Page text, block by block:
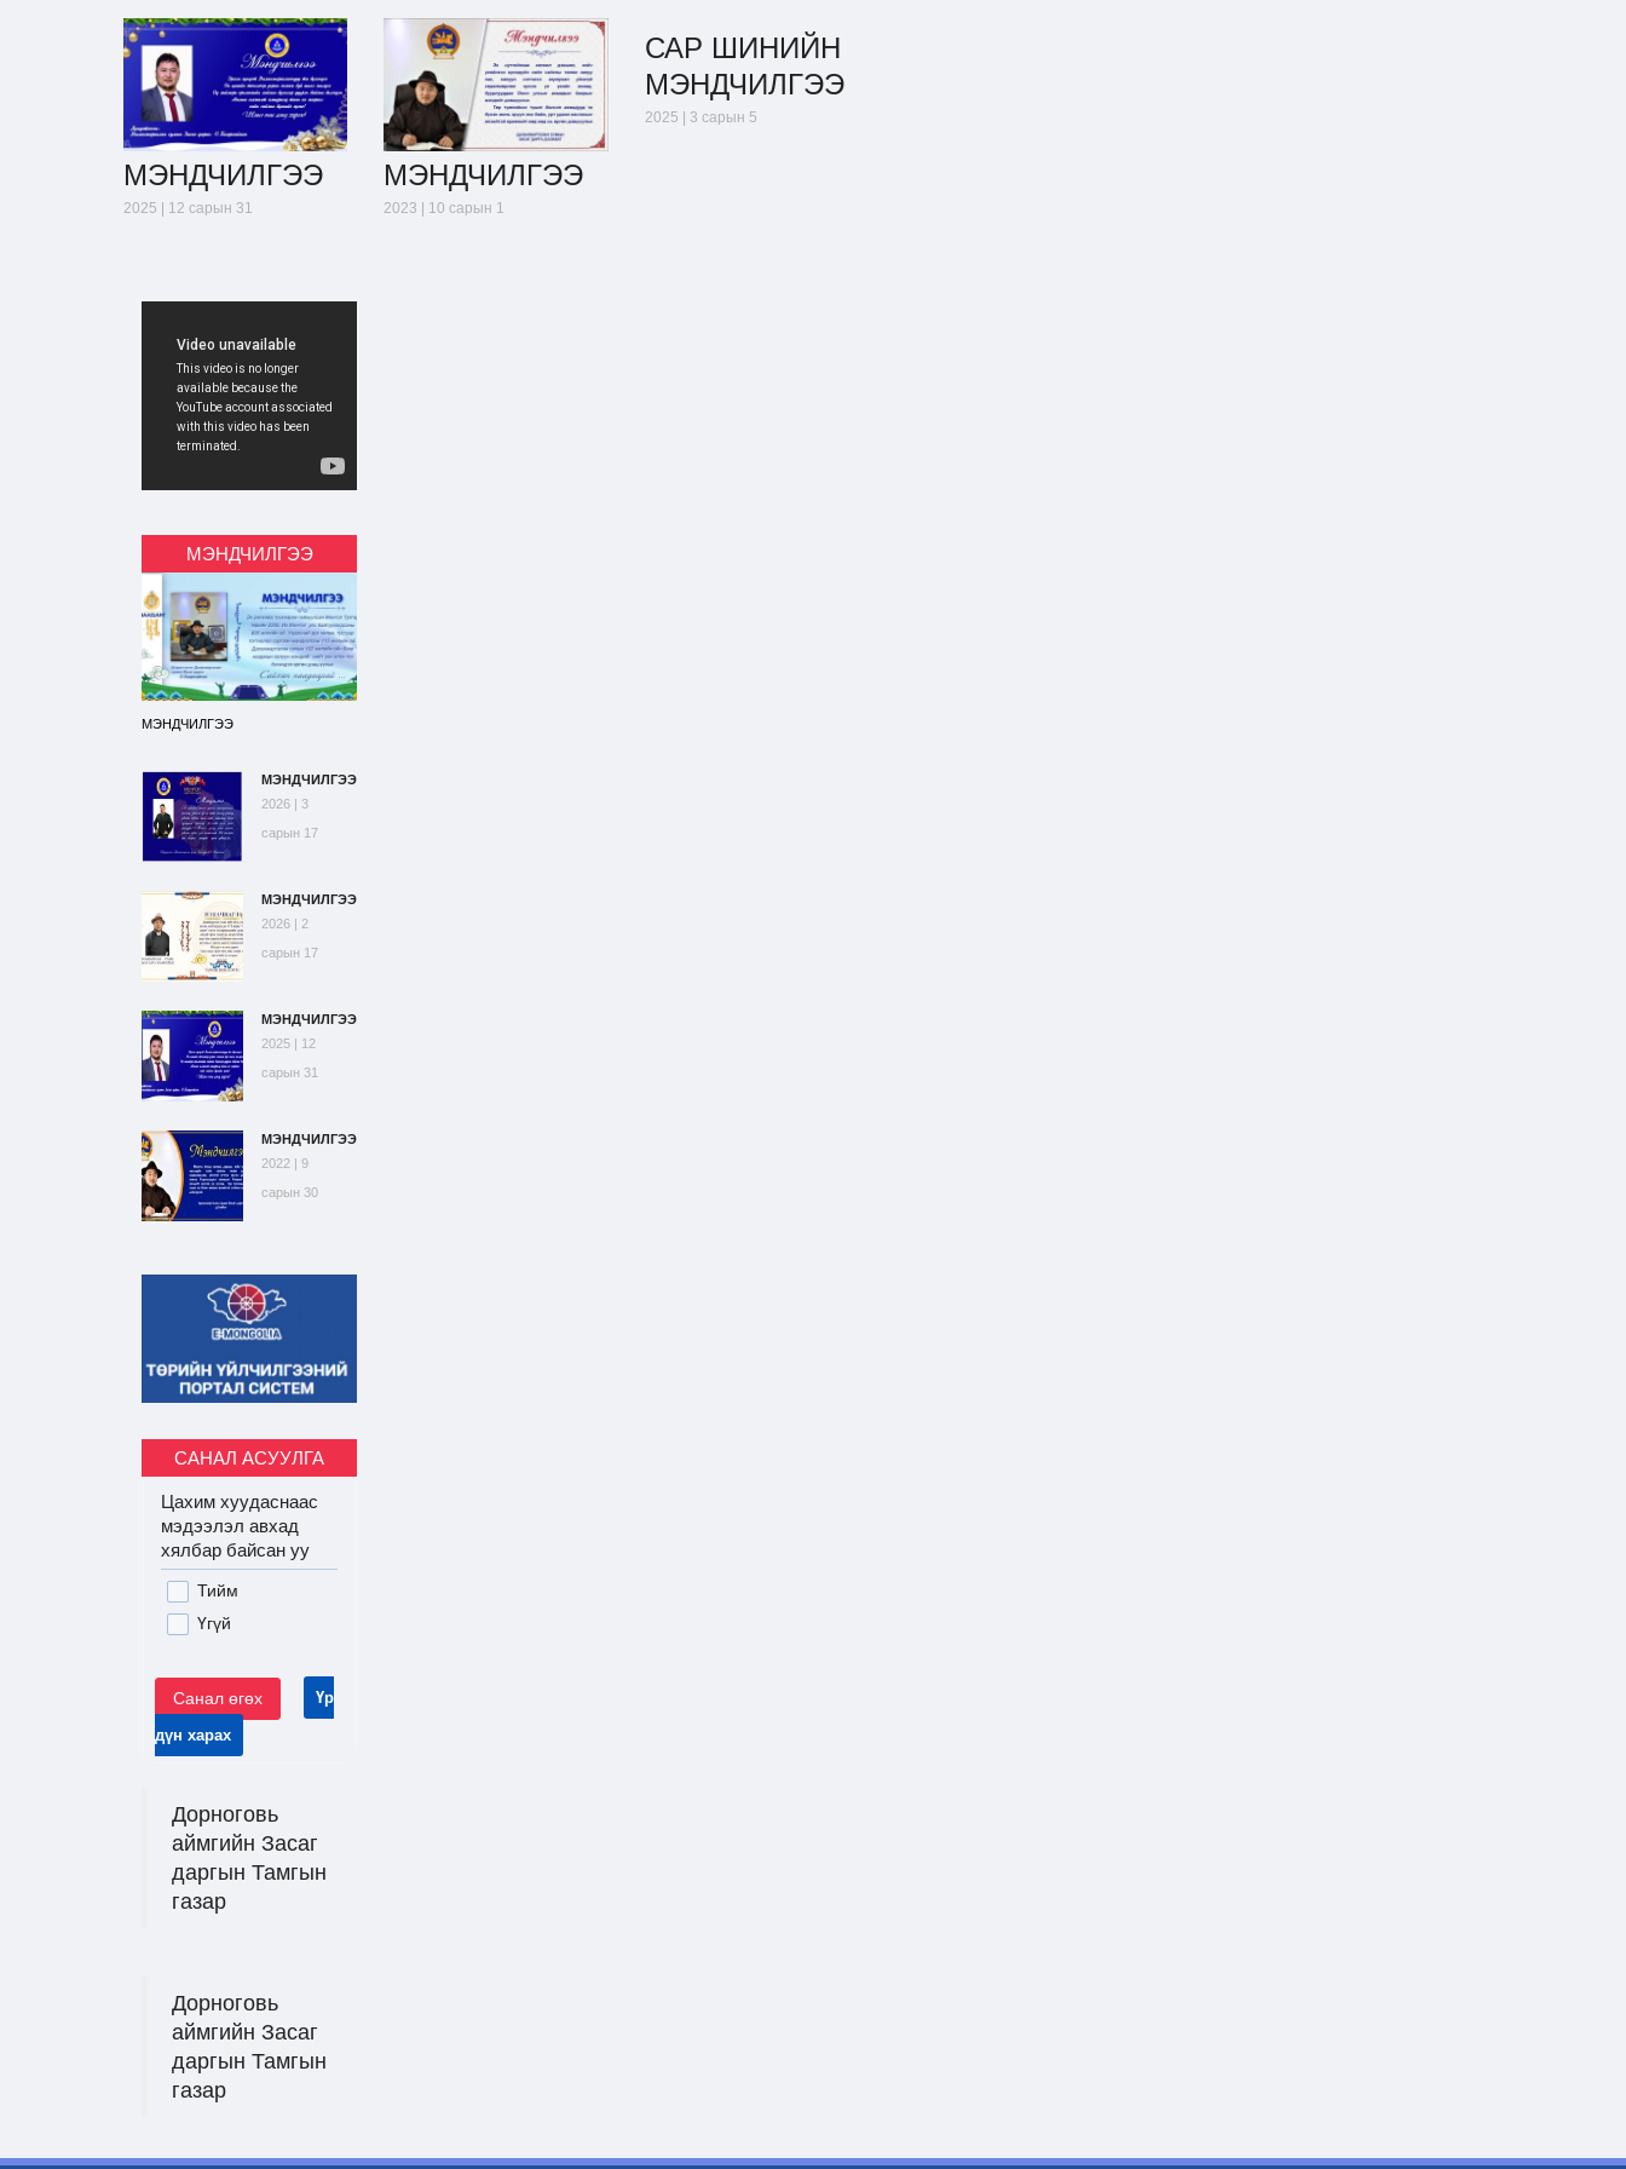
МЭНДЧИЛГЭЭ
2025 | 12 сарын 31
МЭНДЧИЛГЭЭ
2023 | 10 сарын 1
САР ШИНИЙН
МЭНДЧИЛГЭЭ
2025 | 3 сарын 5
МЭНДЧИЛГЭЭ
МЭНДЧИЛГЭЭ
МЭНДЧИЛГЭЭ
2026 | 3
сарын 17
МЭНДЧИЛГЭЭ
2026 | 2
сарын 17
МЭНДЧИЛГЭЭ
2025 | 12
сарын 31
МЭНДЧИЛГЭЭ
2022 | 9
сарын 30
САНАЛ АСУУЛГА
Цахим хуудаснаас
мэдээлэл авхад
хялбар байсан уу
Тийм
Үгүй
Санал өгөх Үр
дүн харах
Дорноговь
аймгийн Засаг
даргын Тамгын
газар
Дорноговь
аймгийн Засаг
даргын Тамгын
газар